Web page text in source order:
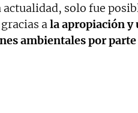
solo fue
ala apropiación
ambientales por